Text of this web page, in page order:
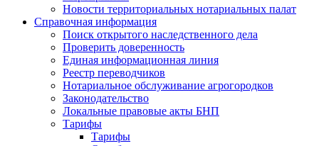
Новости территориальных нотариальных палат
Справочная информация
Поиск открытого наследственного дела
Проверить доверенность
Единая информационная линия
Реестр переводчиков
Нотариальное обслуживание агрогородков
Законодательство
Локальные правовые акты БНП
Тарифы
Тарифы